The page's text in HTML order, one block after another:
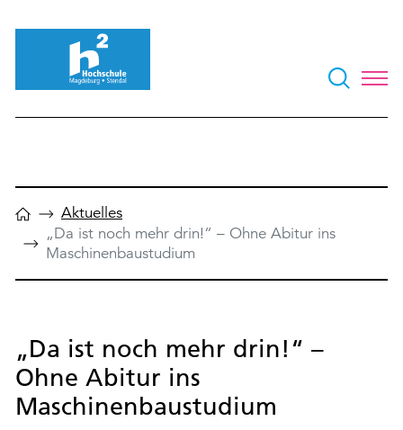
Aktuelles
„Da ist noch mehr drin!“ – Ohne Abitur ins
Maschinenbaustudium
„Da ist noch mehr drin!“ –
Ohne Abitur ins
Maschinenbaustudium